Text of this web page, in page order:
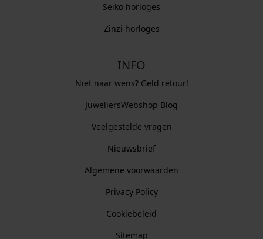
Seiko horloges
Zinzi horloges
INFO
Niet naar wens? Geld retour!
JuweliersWebshop Blog
Veelgestelde vragen
Nieuwsbrief
Algemene voorwaarden
Privacy Policy
Cookiebeleid
Sitemap